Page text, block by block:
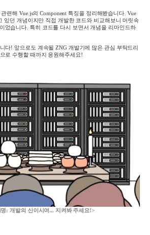
련해 Vue.js의 Component 특징을 정리해봤습니다. Vue
있던 개념이지만 직접 개발한 코드와 비교해보니 머릿속
었습니다. 특히 코드를 다시 보면서 개념을 리마인드하
다! 앞으로도 계속될 ZNG 개발기에 많은 관심 부탁드리
로 수행할 때까지 응원해주세요!
: 개발의 신이시여... 지켜봐 주세요!>